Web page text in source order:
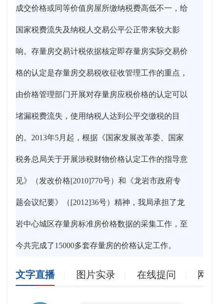
成交价格或同等价值房屋所缴纳税费高低不一，给
国家税费流失及纳税人交易公平公正带来较大影
响。存量房交易计税依据核定即存量房实际交易价
格的认定是存量房交易税收征收管理工作的重点，
由价格管理部门开展对存量房应税价格的认定可以
堵漏税费流失，使用纳税人达到公平交缴税的目
的。2013年5月起，根据《国家发展改革委、国家
税务总局关于开展涉税财物价格认定工作的指导意
见》（发改价格[2010]770号）和《龙岩市政府专
题会议纪要》（[2012]36号）精神，我局承担了龙
岩中心城区存量房标准房价格数据的采集工作，至
今共完成了15000多套存量房的价格认定工作。
文字直播 图片实录 在线提问 网